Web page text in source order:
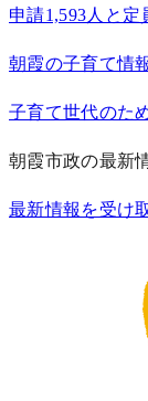
申請1,593人と定
朝霞の子育て情
子育て世代のた
朝霞市政の最新
最新情報を受け